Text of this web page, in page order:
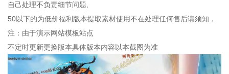
自己处理不负责细节问题,
50以下的为低价福利版本提取素材使用不在处理任何售后请须知，
注：由于演示网站模板站点
不定时更新更换版本具体版本内容以本截图为准